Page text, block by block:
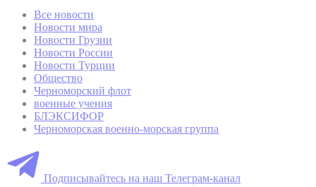
Все новости
Новости мира
Новости Грузии
Новости России
Новости Турции
Общество
Черноморский флот
военные учения
БЛЭКСИФОР
Черноморская военно-морская группа
Подписывайтесь на наш Телеграм-канал